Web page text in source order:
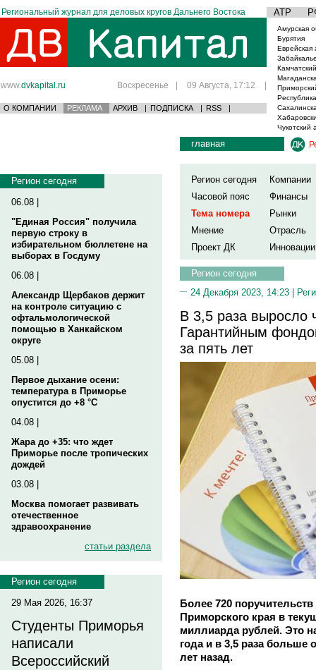
Региональный журнал для деловых кругов Дальнего Востока АТР
www.dvkapital.ru Воскресенье | 09 Августа, 17:12 |
О КОМПАНИИ РЕКЛАМА АРХИВ | ПОДПИСКА | RSS |
Амурская
Бурятия
Еврейская
Чукотский
Регион сегодня
06.08 |
"Единая Россия" получила
первую строку в
избирательном бюллетене на
выборах в Госдуму
06.08 |
Александр Щербаков держит
на контроле ситуацию с
офтальмологической
помощью в Ханкайском
округе
05.08 |
Первое дыхание осени:
температура в Приморье
опустится до +8 °C
04.08 |
Жара до +35: что ждет
Приморье после тропических
дождей
03.08 |
Москва помогает развивать
отечественное
здравоохранение
статьи раздела
Регион сегодня
29 Мая 2026, 16:37
Студенты Приморья
написали
Всероссийский
главная
Регион сегодня
Компании
Часовой пояс
Финансы
Тема номера
Рынки
Мнение
Отрасль
Проект ДК
Инновации
Регион сегодня
24 Декабря 2023, 14:23 |
В 3,5 раза выросло
Гарантийным
за пять лет
Более 720
Приморского края в
миллиарда рублей. Это
года и в 3,5 раза больше
лет назад.